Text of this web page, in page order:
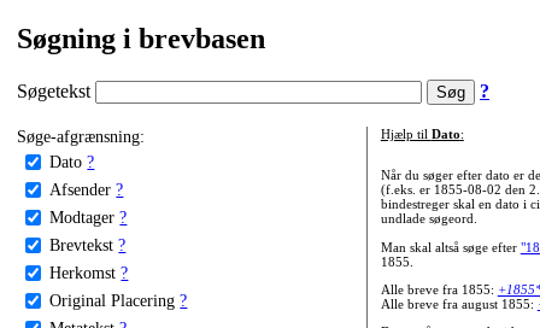
Søgning i brevbasen
Søgetekst ?
Søge-afgrænsning:
Dato ?
Afsender ?
Modtager ?
Brevtekst ?
Herkomst ?
Original Placering ?
Hjælp til Dato:
Når du søger efter dato er
(f.eks. er 1855-08-02 den
bindestreger skal en dato i
undlade søgeord.
Man skal altså søge efter
1855.
Alle breve fra 1855:
Alle breve fra august 1855: